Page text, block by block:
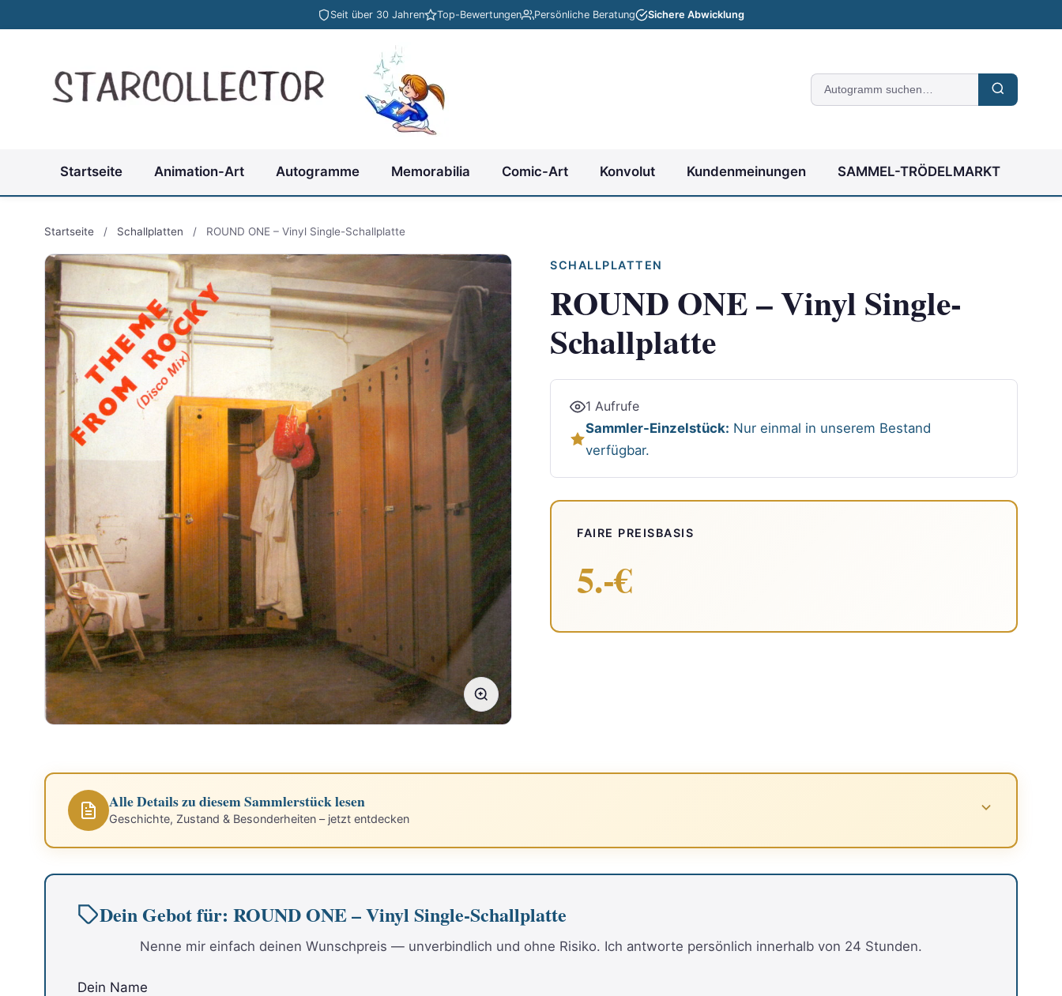
Seit über 30 Jahren Top-Bewertungen Persönliche Beratung Sichere Abwicklung
Suche
nach
Startseite Animation-Art Autogramme Memorabilia Comic-Art Konvolut Kundenmeinungen SAMMEL-TRÖDELMARKT
Startseite / Schallplatten / ROUND ONE – Vinyl Single-Schallplatte
SCHALLPLATTEN
ROUND ONE – Vinyl Single-
Schallplatte
1 Aufrufe
Sammler-Einzelstück: Nur einmal in unserem Bestand
verfügbar.
FAIRE PREISBASIS
5.-€
Alle Details zu diesem Sammlerstück lesen
Geschichte, Zustand & Besonderheiten – jetzt entdecken
Dein Gebot für: ROUND ONE – Vinyl Single-Schallplatte
Nenne mir einfach deinen Wunschpreis — unverbindlich und ohne Risiko. Ich antworte persönlich innerhalb von 24 Stunden.
Dein Name